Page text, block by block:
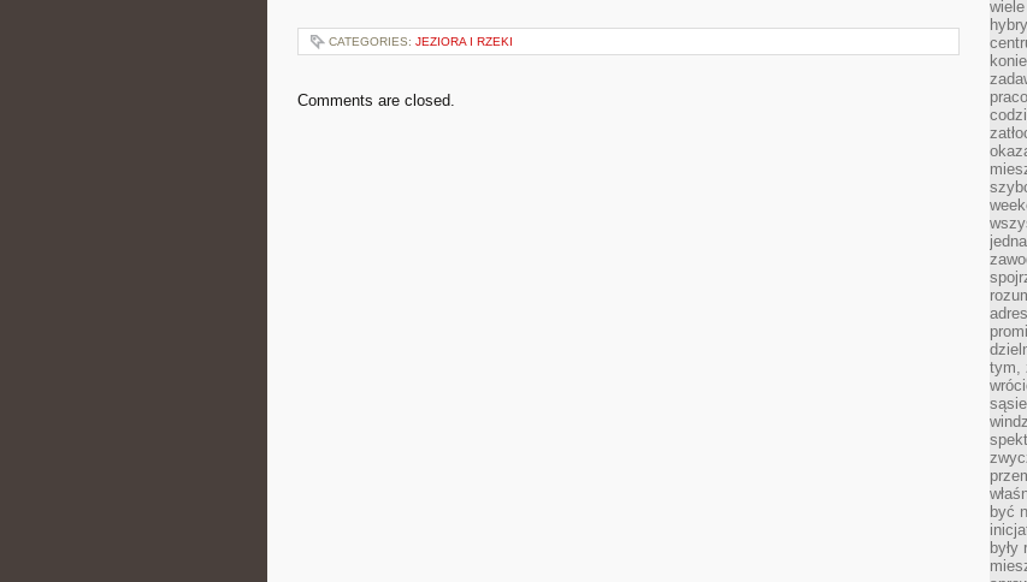
CATEGORIES: JEZIORA I RZEKI
Comments are closed.
tym,
być